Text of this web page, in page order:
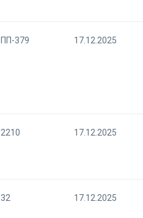
ПП-379 17.12.2025
2210 17.12.2025
32 17.12.2025